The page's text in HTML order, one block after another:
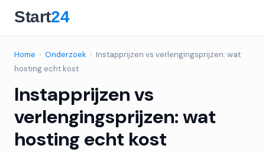
Home › Onderzoek › Instapprijzen vs verlengingsprijzen: wat
hosting echt kost
Instapprijzen vs
verlengingsprijzen: wat
hosting echt kost